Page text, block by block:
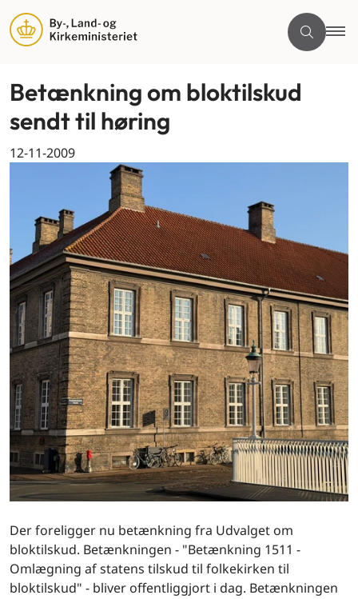
Betænkning om bloktilskud
sendt til høring
12-11-2009
Der foreligger nu betænkning fra Udvalget om
bloktilskud. Betænkningen - "Betænkning 1511 -
Omlægning af statens tilskud til folkekirken til
bloktilskud" - bliver offentliggjort i dag. Betænkningen